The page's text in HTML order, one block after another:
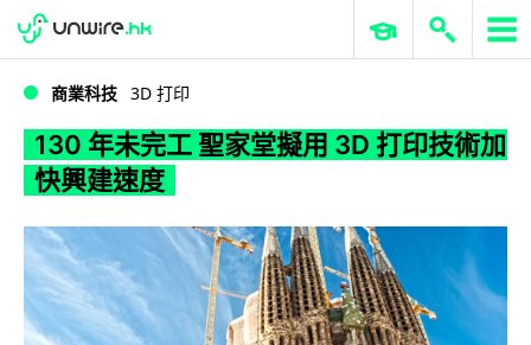
WWDC 2026 ERP 與商業 AI
商業科技 3D 打印
130 年未完工 聖家堂擬用 3D 打印技術加
快興建速度